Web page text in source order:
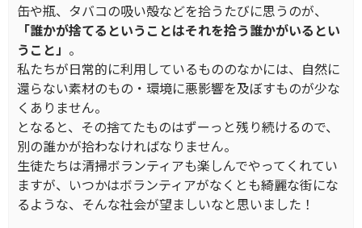
缶や瓶、タバコの吸い殻などを拾うたびに思うのが、
「誰かが捨てるということはそれを拾う誰かがいるとい
うこと」 。
私たちが日常的に利用しているもののなかには、自然に
還らない素材のもの・環境に悪影響を及ぼすものが少な
くありません。
となると、その捨てたものはずーっと残り続けるので、
別の誰かが拾わなければなりません。
生徒たちは清掃ボランティアも楽しんでやってくれてい
ますが、いつかはボランティアがなくとも綺麗な街にな
るような、そんな社会が望ましいなと思いました！